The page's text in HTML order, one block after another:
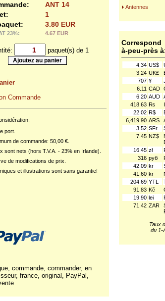
ANT 14
1
3.80 EUR
23%: 4.67 EUR
paquet(s) de 1
Commande
port.
de commande: 50,00 €.
sont nets (hors T.V.A. - 23% en Irlande).
de modifications de prix.
et illustrations sont sans garantie!
commande, commander, en
france, original, PayPal,
Antennes
Correspond
à-peu-près
4.34 US$
3.24 UK£
707 ¥
6.11 CAD
6.20 AUD
418.63 ₨
22.02 R$
6,419.90 ARS
3.52 SFr.
7.45 NZ$
16.45 zł
316 руб
42.09 kr
41.60 kr
204.69 YTL
91.83 Kč
19.90 lei
71.42 ZAR
Taux
du 1-